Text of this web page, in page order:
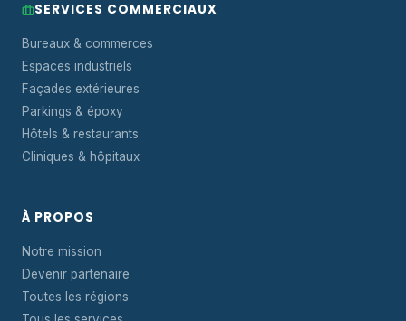
SERVICES COMMERCIAUX
Bureaux & commerces
Espaces industriels
Façades extérieures
Parkings & époxy
Hôtels & restaurants
Cliniques & hôpitaux
À PROPOS
Notre mission
Devenir partenaire
Toutes les régions